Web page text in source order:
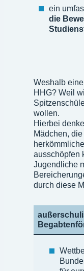
ein
die
Weshalb
HHG? Weil
wollen.
Hierbei
Mädchen,
ausschöpfen
Jugendliche
durch diese